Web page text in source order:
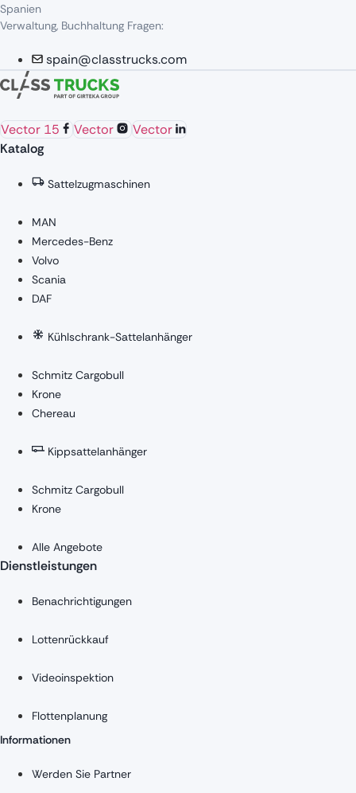
Spanien
Verwaltung, Buchhaltung Fragen:
spain@classtrucks.com
Vector 15 Vector
Vector
Katalog
Sattelzugmaschinen
MAN
Mercedes-Benz
Volvo
Scania
DAF
Kühlschrank-Sattelanhänger
Schmitz Cargobull
Krone
Chereau
Kippsattelanhänger
Schmitz Cargobull
Krone
Alle Angebote
Dienstleistungen
Benachrichtigungen
Lottenrückkauf
Videoinspektion
Flottenplanung
Informationen
Werden Sie Partner